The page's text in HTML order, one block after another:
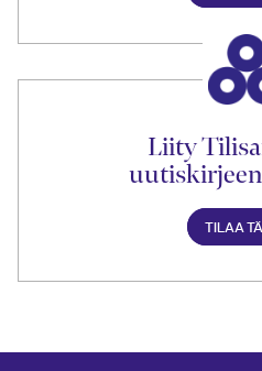
Liity
TILAA